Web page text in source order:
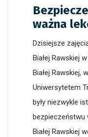
ważna
Dzisiejsze
Białej Rawskiej
Białej Rawskiej,
Uniwersytetem
były niezwykle
bezpieczeństwu
Białej Rawskiej